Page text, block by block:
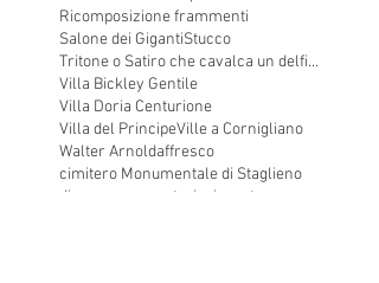
Ricomposizione frammenti
Salone dei GigantiStucco
Tritone o Satiro che cavalca un delfino
Villa Bickley Gentile
Villa Doria Centurione
Villa del PrincipeVille a Cornigliano
Walter Arnoldaffresco
cimitero Monumentale di Staglieno
disegno preparatorio
giornate